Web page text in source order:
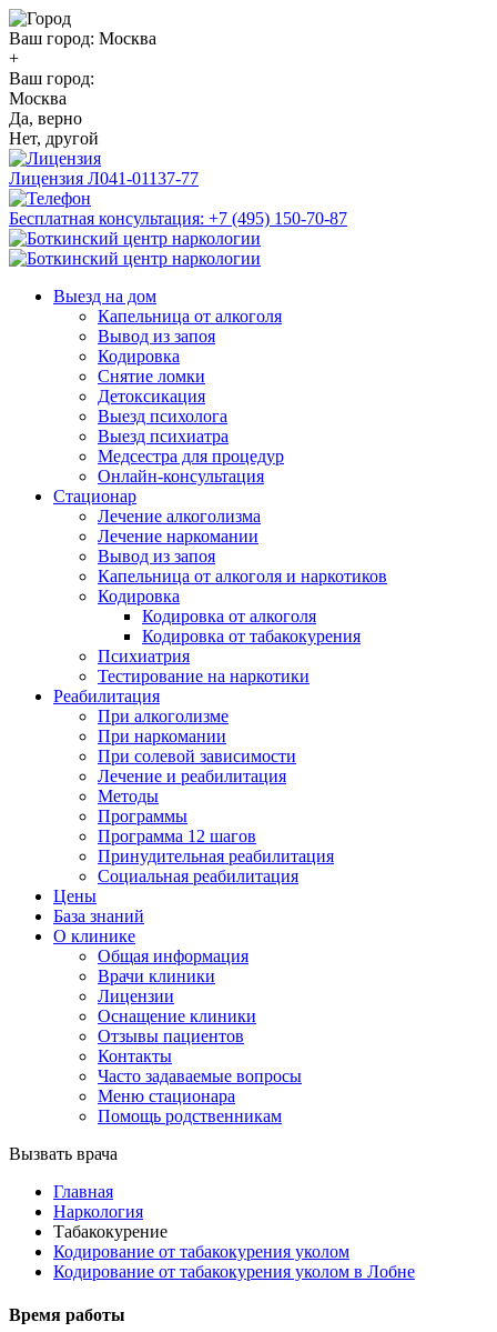
Ваш город: Москва
+
Ваш город:
Москва
Да, верно
Нет, другой
Лицензия Л041-01137-77
Бесплатная консультация: +7 (495) 150-70-87
Выезд на дом
Капельница от алкоголя
Вывод из запоя
Кодировка
Снятие ломки
Детоксикация
Выезд психолога
Выезд психиатра
Медсестра для процедур
Онлайн-консультация
Стационар
Лечение алкоголизма
Лечение наркомании
Вывод из запоя
Капельница от алкоголя и наркотиков
Кодировка
Кодировка от алкоголя
Кодировка от табакокурения
Психиатрия
Тестирование на наркотики
Реабилитация
При алкоголизме
При наркомании
При солевой зависимости
Лечение и реабилитация
Методы
Программы
Программа 12 шагов
Принудительная реабилитация
Социальная реабилитация
Цены
База знаний
О клинике
Общая информация
Врачи клиники
Лицензии
Оснащение клиники
Отзывы пациентов
Контакты
Часто задаваемые вопросы
Меню стационара
Помощь родственникам
Вызвать врача
Главная
Наркология
Табакокурение
Кодирование от табакокурения уколом
Кодирование от табакокурения уколом в Лобне
Время работы